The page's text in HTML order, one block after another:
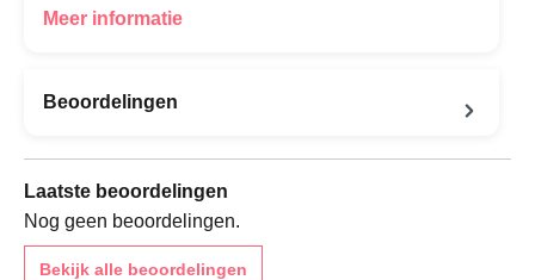
Meer informatie
Beoordelingen
Laatste beoordelingen
Nog geen beoordelingen.
Bekijk alle beoordelingen